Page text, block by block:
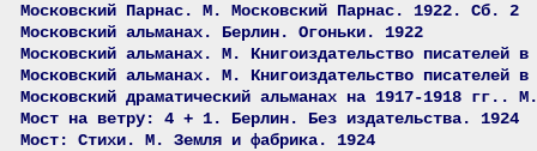
Московский Парнас. М. Московский Парнас. 1922. Сб. 2
Московский альманах. Берлин. Огоньки. 1922
Московский альманах. М. Книгоиздательство
Московский альманах. М. Книгоиздательство
Московский драматический альманах на 1917-1918 гг..
Мост на ветру: 4 + 1. Берлин. Без издательства. 1924
Мост: Стихи. М. Земля и фабрика. 1924